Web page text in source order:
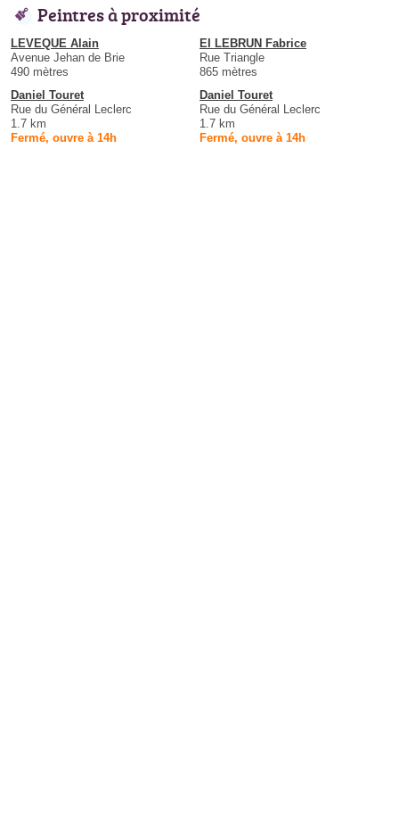
Peintres à proximité
LEVEQUE Alain
Avenue Jehan de Brie
490 mètres
EI LEBRUN Fabrice
Rue Triangle
865 mètres
Daniel Touret
Rue du Général Leclerc
1.7 km
Fermé, ouvre à 14h
Daniel Touret
Rue du Général Leclerc
1.7 km
Fermé, ouvre à 14h